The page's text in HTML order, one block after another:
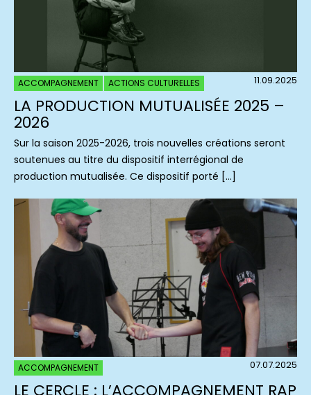
ACCOMPAGNEMENT ACTIONS CULTURELLES 11.09.2025
LA PRODUCTION MUTUALISÉE 2025 –
2026
Sur la saison 2025-2026, trois nouvelles créations seront
soutenues au titre du dispositif interrégional de
production mutualisée. Ce dispositif porté […]
ACCOMPAGNEMENT 07.07.2025
LE CERCLE : L’ACCOMPAGNEMENT RAP